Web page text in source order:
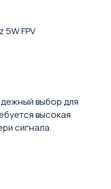
5W FPV
выбор для
высокая
сигнала.